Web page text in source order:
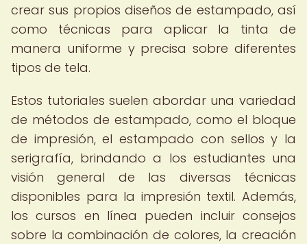
crear sus propios diseños de estampado, así
como técnicas para aplicar la tinta de
manera uniforme y precisa sobre diferentes
tipos de tela.
Estos tutoriales suelen abordar una variedad
de métodos de estampado, como el bloque
de impresión, el estampado con sellos y la
serigrafía, brindando a los estudiantes una
visión general de las diversas técnicas
disponibles para la impresión textil. Además,
los cursos en línea pueden incluir consejos
sobre la combinación de colores, la creación